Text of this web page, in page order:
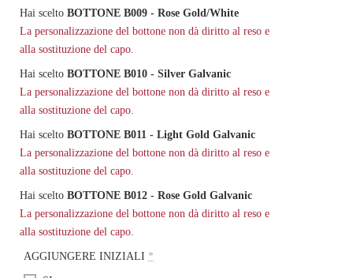
Hai scelto BOTTONE B009 - Rose Gold/White
La personalizzazione del bottone non dà diritto al reso e
alla sostituzione del capo.
Hai scelto BOTTONE B010 - Silver Galvanic
La personalizzazione del bottone non dà diritto al reso e
alla sostituzione del capo.
Hai scelto BOTTONE B011 - Light Gold Galvanic
La personalizzazione del bottone non dà diritto al reso e
alla sostituzione del capo.
Hai scelto BOTTONE B012 - Rose Gold Galvanic
La personalizzazione del bottone non dà diritto al reso e
alla sostituzione del capo.
AGGIUNGERE INIZIALI *